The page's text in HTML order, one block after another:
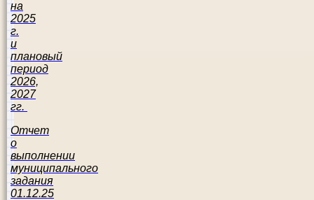
на
2025
г.
и
плановый
период
2026,
2027
гг.
Отчет
о
выполнении
муниципального
задания
01.12.25